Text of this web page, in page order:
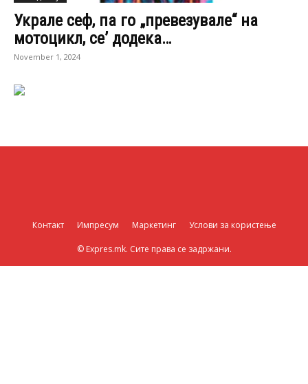
Украле сеф, па го „превезувале“ на
мотоцикл, се’ додека…
November 1, 2024
Контакт Импресум Маркетинг Услови за користење
© Expres.mk. Сите права се задржани.